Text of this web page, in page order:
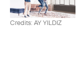
Credits: AY YILDIZ